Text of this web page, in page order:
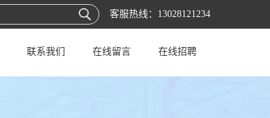
客服热线： 13028121234
联系我们 在线留言 在线招聘